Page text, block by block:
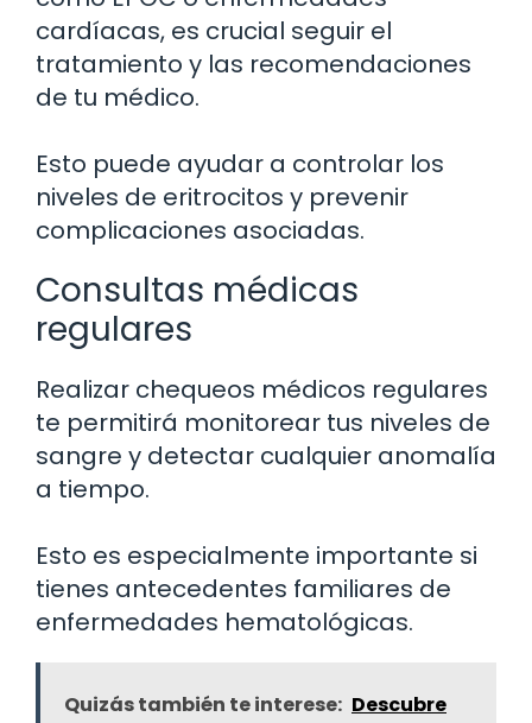
cardíacas, es crucial seguir el
tratamiento y las recomendaciones
de tu médico.
Esto puede ayudar a controlar los
niveles de eritrocitos y prevenir
complicaciones asociadas.
Consultas médicas
regulares
Realizar chequeos médicos regulares
te permitirá monitorear tus niveles de
sangre y detectar cualquier anomalía
a tiempo.
Esto es especialmente importante si
tienes antecedentes familiares de
enfermedades hematológicas.
Quizás también te interese: Descubre